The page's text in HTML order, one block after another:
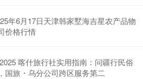
年6月17日天津韩家墅海吉星农产品物
价格行情
喀什旅行社实用指南：问疆行民俗
国旅・乌分公司跨区服务第二